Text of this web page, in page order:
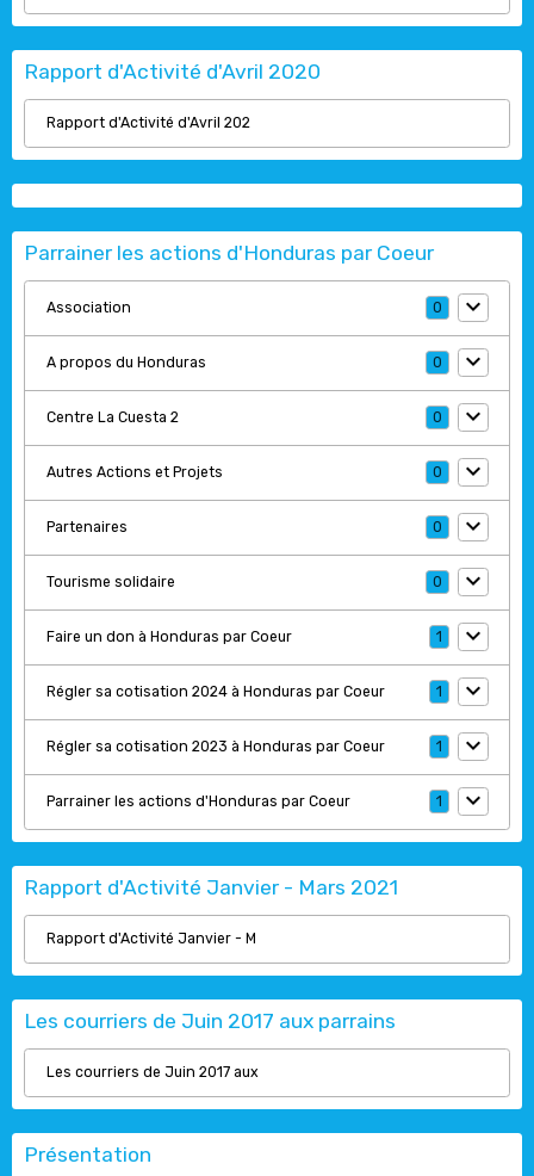
Rapport d'Activité d'Avril 2020
Rapport d'Activité d'Avril 202
Parrainer les actions d'Honduras par Coeur
Association 0
A propos du Honduras 0
Centre La Cuesta 2 0
Autres Actions et Projets 0
Partenaires 0
Tourisme solidaire 0
Faire un don à Honduras par Coeur 1
Régler sa cotisation 2024 à Honduras par Coeur 1
Régler sa cotisation 2023 à Honduras par Coeur 1
Parrainer les actions d'Honduras par Coeur 1
Rapport d'Activité Janvier - Mars 2021
Rapport d'Activité Janvier - M
Les courriers de Juin 2017 aux parrains
Les courriers de Juin 2017 aux
Présentation